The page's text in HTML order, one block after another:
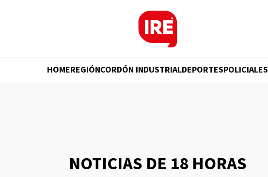
HOMEREGIÓNCORDÓN INDUSTRIALDEPORTESPOLICIALES
NOTICIAS DE 18 HORAS